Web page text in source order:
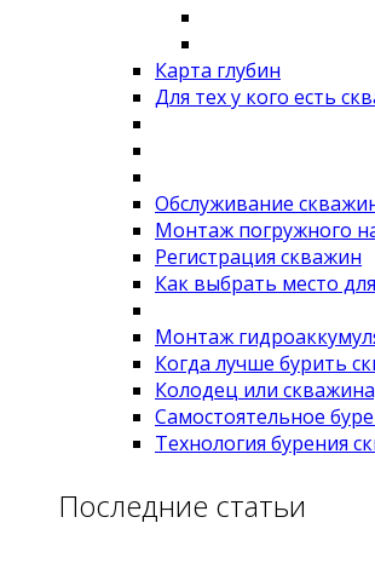
Карта глубин
Для тех у кого есть
Обслуживание
Монтаж погружного
Регистрация скважин
Как выбрать место
Монтаж
Когда лучше бурить
Колодец или
Самостоятельное
Технология бурения
Последние статьи